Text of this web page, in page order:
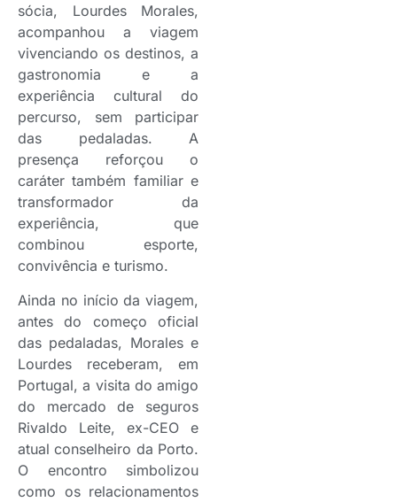
sócia, Lourdes Morales,
acompanhou a viagem
vivenciando os destinos, a
gastronomia e a
experiência cultural do
percurso, sem participar
das pedaladas. A
presença reforçou o
caráter também familiar e
transformador da
experiência, que
combinou esporte,
convivência e turismo.
Ainda no início da viagem,
antes do começo oficial
das pedaladas, Morales e
Lourdes receberam, em
Portugal, a visita do amigo
do mercado de seguros
Rivaldo Leite, ex-CEO e
atual conselheiro da Porto.
O encontro simbolizou
como os relacionamentos